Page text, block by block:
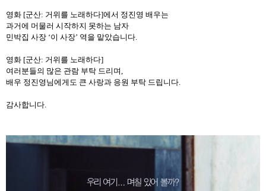
영화 [군산: 거위를 노래하다]에서 정진영 배우는
과거에 머물러 시작하지 못하는 남자
민박집 사장 ‘이 사장’ 역을 맡았습니다.
영화 [군산: 거위를 노래하다]
여러분들의 많은 관람 부탁 드리며,
배우 정진영님에게도 큰 사랑과 응원 부탁 드립니다.
감사합니다.